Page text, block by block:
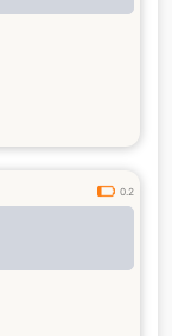
0.2